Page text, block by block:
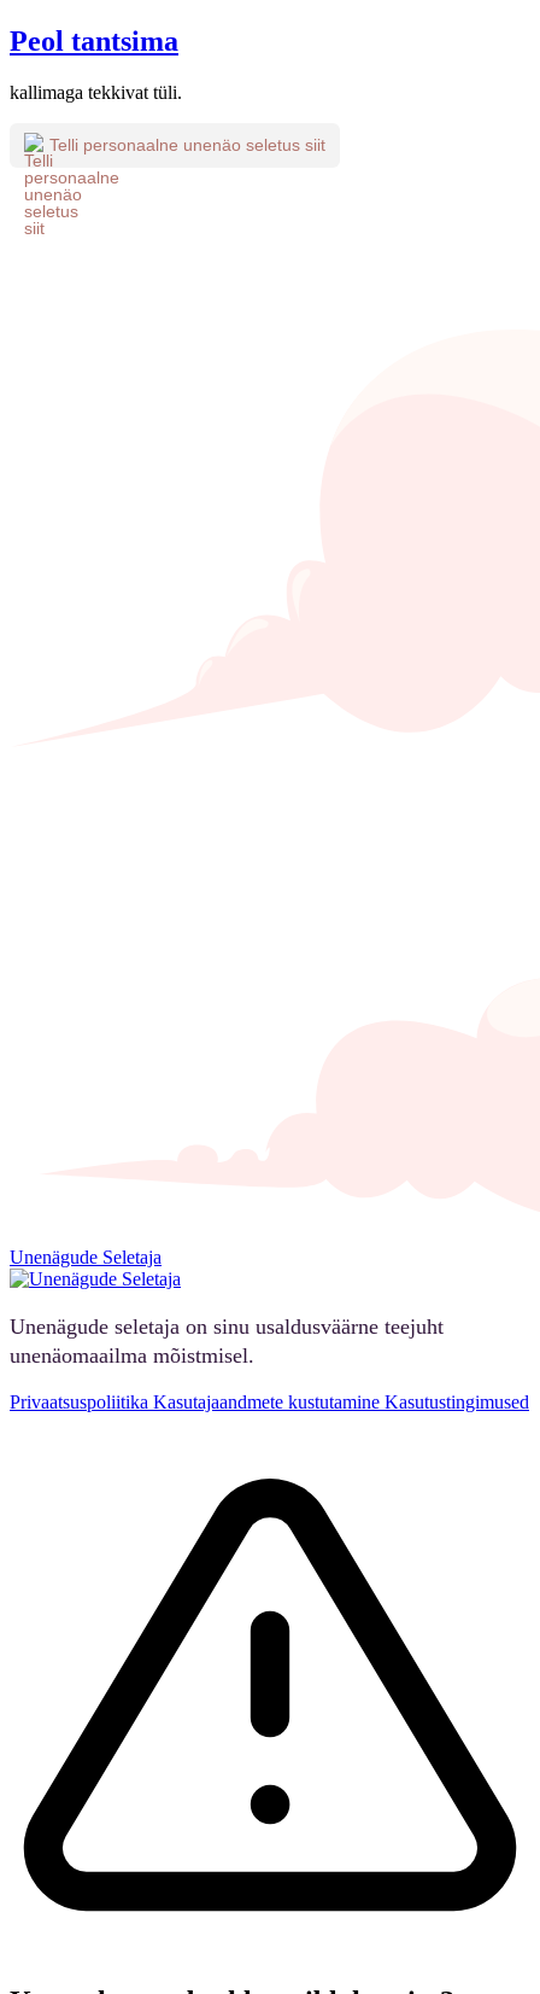
Peol tantsima
kallimaga tekkivat tüli.
Telli personaalne unenäo seletus siit
Unenägude Seletaja
Unenägude seletaja on sinu usaldusväärne teejuht
unenäomaailma mõistmisel.
Privaatsuspoliitika Kasutajaandmete kustutamine Kasutustingimused